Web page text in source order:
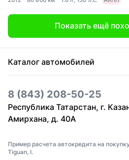
Показать ещё
Каталог автомобилей
8 (843) 208-50-25
Республика Татарстан, г.
Амирхана, д. 40А
Пример расчета автокредита на
Tiguan, I.